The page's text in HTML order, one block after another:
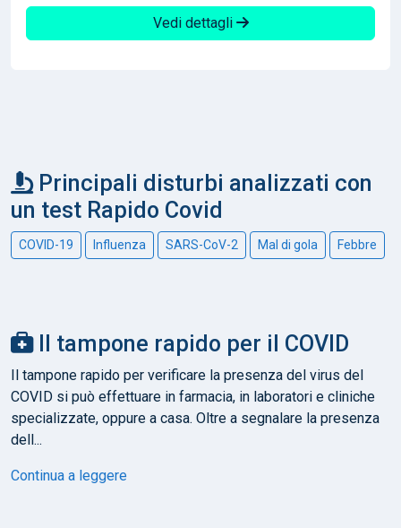
Vedi dettagli
Principali disturbi analizzati con
un test Rapido Covid
COVID-19 Influenza SARS-CoV-2 Mal di gola Febbre
Il tampone rapido per il COVID
Il tampone rapido per verificare la presenza del virus del
COVID si può effettuare in farmacia, in laboratori e cliniche
specializzate, oppure a casa. Oltre a segnalare la presenza
dell...
Continua a leggere